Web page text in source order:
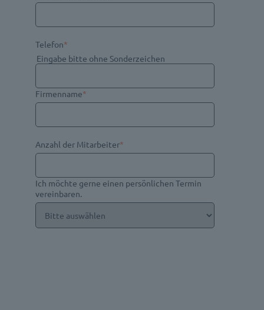
Telefon*
Eingabe bitte ohne Sonderzeichen
Firmenname*
Anzahl der Mitarbeiter*
Ich möchte gerne einen persönlichen Termin
vereinbaren.